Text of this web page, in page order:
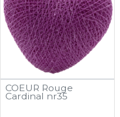
COEUR Rouge
Cardinal nr35